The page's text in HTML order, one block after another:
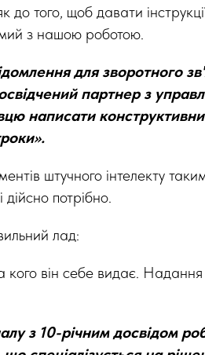
до того, щоб давати
з нашою роботою.
для зворотного
партнер з
написати
штучного інтелекту
потрібно.
лад:
кого він себе видає.
з 10-річним досвідом